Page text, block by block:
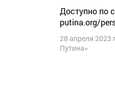
Доступно по ссылке: https://www.spisok-
putina.org/
28 апреля 2023
Путина»